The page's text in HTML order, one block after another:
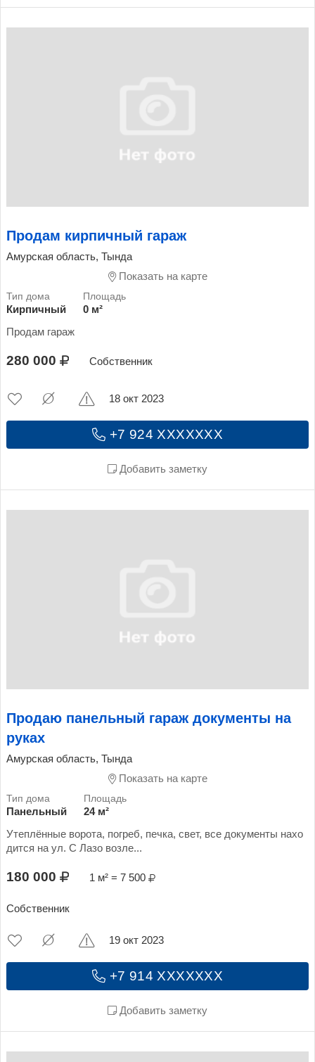
Продам кирпичный гараж
Амурская область, Тында
Показать на карте
Кирпичный
0 м²
Продам гараж
280 000 Собственник
+7 924 XXXXXXX
Добавить заметку
18 окт 2023
Продаю панельный гараж документы на
руках
Амурская область, Тында
Показать на карте
Панельный
24 м²
Утеплённые ворота, погреб, печка, свет, все документы нахо
дится на ул. С Лазо возле...
180 000 1 м² = 7 500
Собственник
+7 914 XXXXXXX
Добавить заметку
19 окт 2023